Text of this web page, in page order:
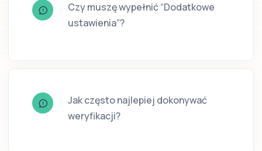
Czy muszę wypełnić “Dodatkowe
ustawienia”?
Jak często najlepiej dokonywać
weryfikacji?